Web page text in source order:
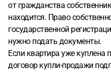
от гражданства
находится. Право
государственной
нужно подать документы.
Если квартира уже куплена
договор купли-продажи